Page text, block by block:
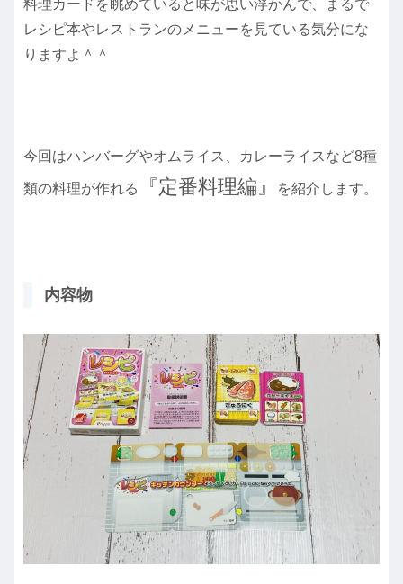
料理カードを眺めていると味が思い浮かんで、まるで
レシピ本やレストランのメニューを見ている気分にな
りますよ＾＾
今回はハンバーグやオムライス、カレーライスなど8種
類の料理が作れる 『定番料理編』 を紹介します。
内容物